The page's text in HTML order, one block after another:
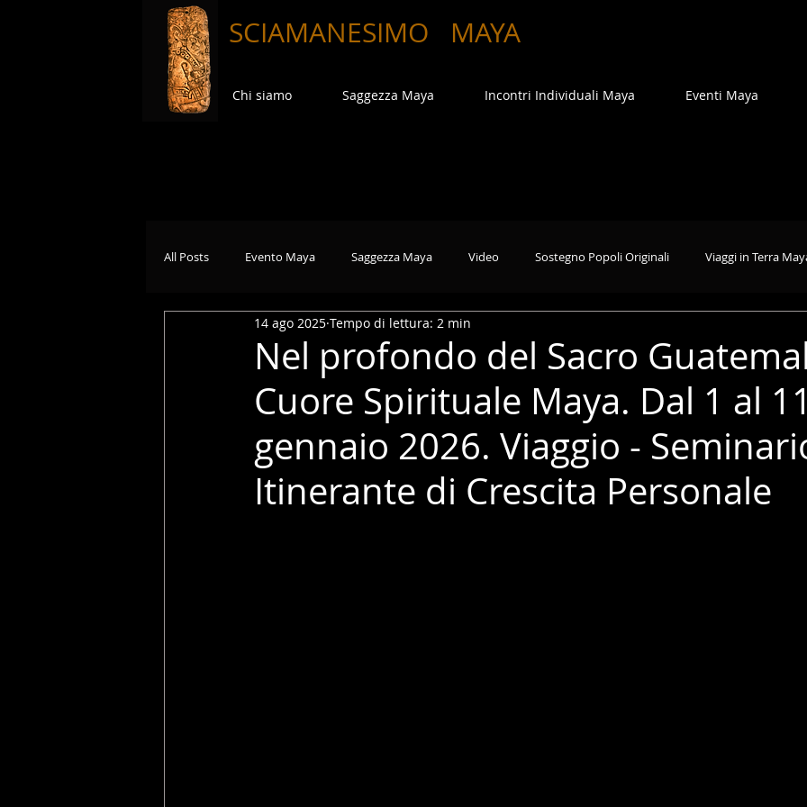
SCIAMANESIMO MAYA
Chi siamo Saggezza Maya Incontri Individuali Maya Eventi Maya
All Posts Evento Maya Saggezza Maya Video Sostegno Popoli Originali Viaggi in Terra
Nel profondo del Sacro
Cuore Spirituale Maya. Dal 1 al
gennaio 2026. Viaggio -
Itinerante di Crescita Personale
14 ago 2025 Tempo di lettura: 2 min